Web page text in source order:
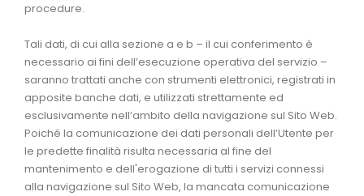
procedure.
Tali dati, di cui alla sezione a e b – il cui conferimento è
necessario ai fini dell’esecuzione operativa del servizio –
saranno trattati anche con strumenti elettronici, registrati in
apposite banche dati, e utilizzati strettamente ed
esclusivamente nell’ambito della navigazione sul Sito Web.
Poiché la comunicazione dei dati personali dell’Utente per
le predette finalità risulta necessaria al fine del
mantenimento e dell'erogazione di tutti i servizi connessi
alla navigazione sul Sito Web, la mancata comunicazione